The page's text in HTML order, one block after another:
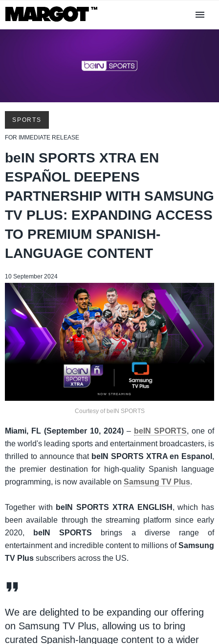
SPORTS
FOR IMMEDIATE RELEASE
beIN SPORTS XTRA EN
ESPAÑOL DEEPENS
PARTNERSHIP WITH SAMSUNG
TV PLUS: EXPANDING ACCESS
TO PREMIUM SPANISH-
LANGUAGE CONTENT
10 September 2024
Courtesy of beIN SPORTS
Miami, FL (September 10, 2024) – beIN SPORTS, one of
the world's leading sports and entertainment broadcasters, is
thrilled to announce that beIN SPORTS XTRA en Espanol ,
the premier destination for high-quality Spanish language
programming, is now available on Samsung TV Plus.
Together with beIN SPORTS XTRA ENGLISH , which has
been available through the streaming platform since early
2020,
beIN SPORTS brings a diverse range of
entertainment and incredible content to millions ofSamsung
TV Plus subscribers across the US.
We are delighted to be expanding our offering
on Samsung TV Plus, allowing us to bring
curated Spanish-language content to a wider